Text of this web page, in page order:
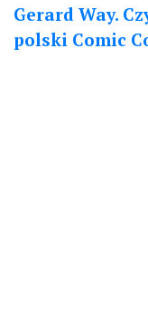
Gerard Way.
polski Comic